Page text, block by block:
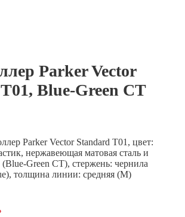
Parker Vector
Blue-Green CT
Parker Vector Standard T01, цвет:
нержавеющая матовая сталь и
Green CT), стержень: чернила
толщина линии: средняя (M)